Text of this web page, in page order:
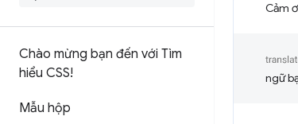
Chào mừng bạn đến với Tìm
hiểu CSS!
Mẫu hộp
Cảm
ngữ